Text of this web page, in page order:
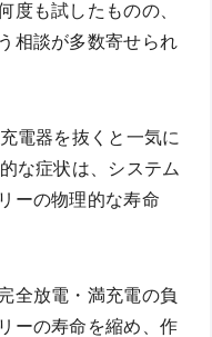
度も試したものの、
相談が多数寄せられ
電器を抜くと一気に
な症状は、システム
ーの物理的な寿命
全放電・満充電の負
ーの寿命を縮め、作